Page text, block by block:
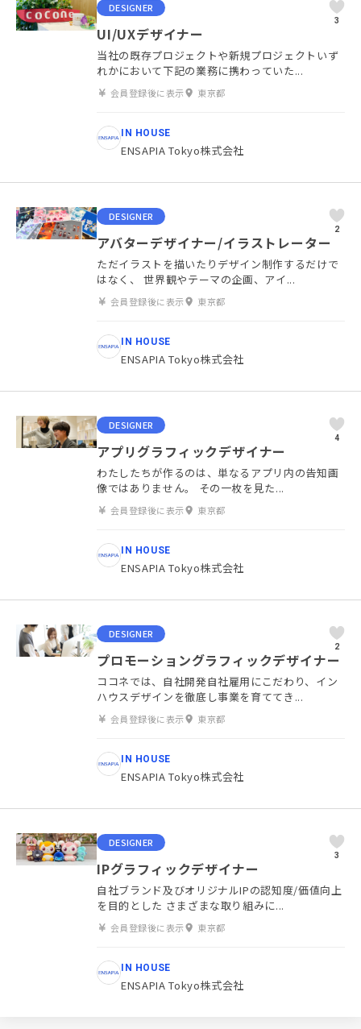
DESIGNER
3
UI/UXデザイナー
当社の既存プロジェクトや新規プロジェクトいず
れかにおいて下記の業務に携わっていた...
会員登録後に表示 東京都
IN HOUSE
ENSAPIA Tokyo株式会社
DESIGNER
2
アバターデザイナー/イラストレーター
ただイラストを描いたりデザイン制作するだけで
はなく、 世界観やテーマの企画、アイ...
会員登録後に表示 東京都
IN HOUSE
ENSAPIA Tokyo株式会社
DESIGNER
4
アプリグラフィックデザイナー
わたしたちが作るのは、単なるアプリ内の告知画
像ではありません。 その一枚を見た...
会員登録後に表示 東京都
IN HOUSE
ENSAPIA Tokyo株式会社
DESIGNER
2
プロモーショングラフィックデザイナー
ココネでは、自社開発自社雇用にこだわり、イン
ハウスデザインを徹底し事業を育ててき...
会員登録後に表示 東京都
IN HOUSE
ENSAPIA Tokyo株式会社
DESIGNER
3
IPグラフィックデザイナー
自社ブランド及びオリジナルIPの認知度/価値向上
を目的とした さまざまな取り組みに...
会員登録後に表示 東京都
IN HOUSE
ENSAPIA Tokyo株式会社